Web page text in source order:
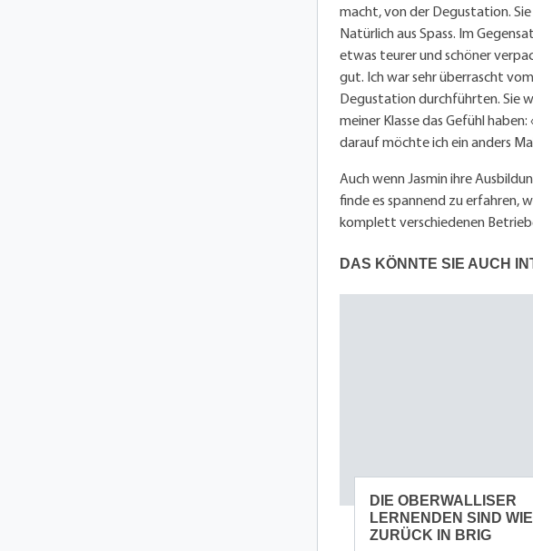
macht, von der Degustation.
Natürlich aus Spass. Im
etwas teurer und schöner
gut. Ich war sehr überrascht
Degustation durchführten. Sie
meiner Klasse das Gefühl
darauf möchte ich ein anders
Auch wenn Jasmin ihre
finde es spannend zu erfahren,
komplett verschiedenen
DAS KÖNNTE SIE AUCH
DIE OBERWALLISER
LERNENDEN SIND
ZURÜCK IN BRIG